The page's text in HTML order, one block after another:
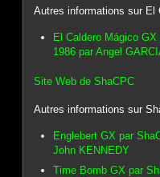
Autres informations sur El
El Caldero Mágico
1986 par Angel
Site Web de ShaCPC
Autres informations sur
Englebert GX par
John KENNEDY
Time Bomb GX par